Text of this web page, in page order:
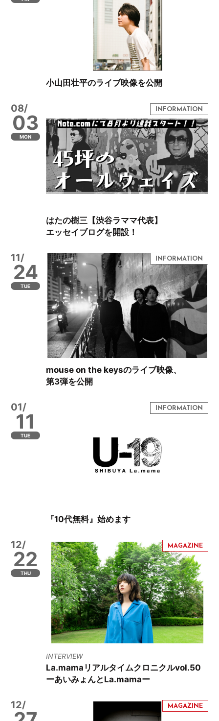
小山田壮平のライブ映像を公開
08/
03
MON
はたの樹三【渋谷ラママ代表】
エッセイブログを開設！
11/
24
TUE
mouse on the keysのライブ映像、
第3弾を公開
01/
11
TUE
『10代無料』始めます
12/
22
THU
INTERVIEW
La.mamaリアルタイムクロニクルvol.50
ーあいみょんとLa.mamaー
12/